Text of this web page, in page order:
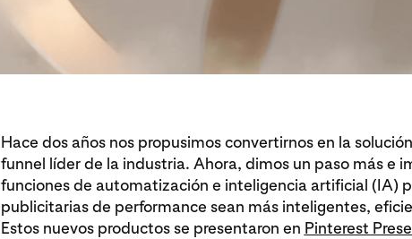
Hace dos años nos propusimos convertirnos en la
funnel líder de la industria. Ahora, dimos un paso más e
funciones de automatización e inteligencia artificial (IA)
publicitarias de performance sean más inteligentes,
Estos nuevos productos se presentaron en Pinterest